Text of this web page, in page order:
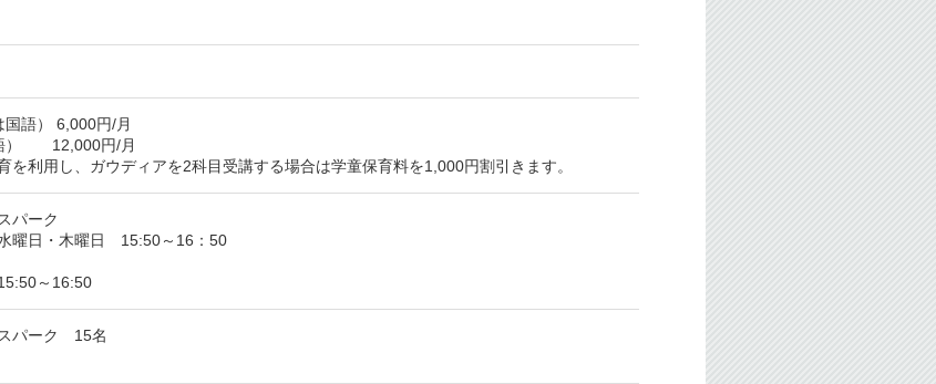
語） 6,000円/月
） 12,000円/月
を利用し、ガウディアを2科目受講する場合は学童保育料を1,000円割引きます。
パーク
曜日・木曜日 15:50～16：50
～16:50
パーク 15名